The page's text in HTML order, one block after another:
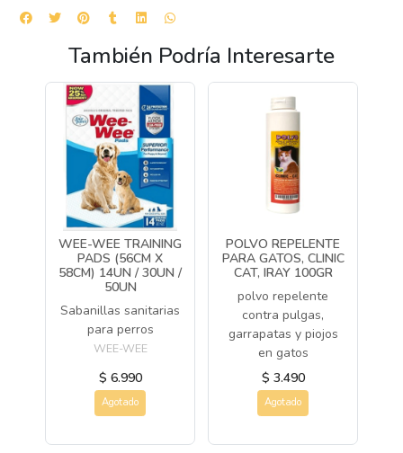
También Podría Interesarte
WEE-WEE TRAINING
PADS (56CM X
58CM) 14UN / 30UN /
50UN
Sabanillas sanitarias
para perros
WEE-WEE
$ 6.990
Agotado
POLVO REPELENTE
PARA GATOS, CLINIC
CAT, IRAY 100GR
polvo repelente
contra pulgas,
garrapatas y piojos
en gatos
$ 3.490
Agotado